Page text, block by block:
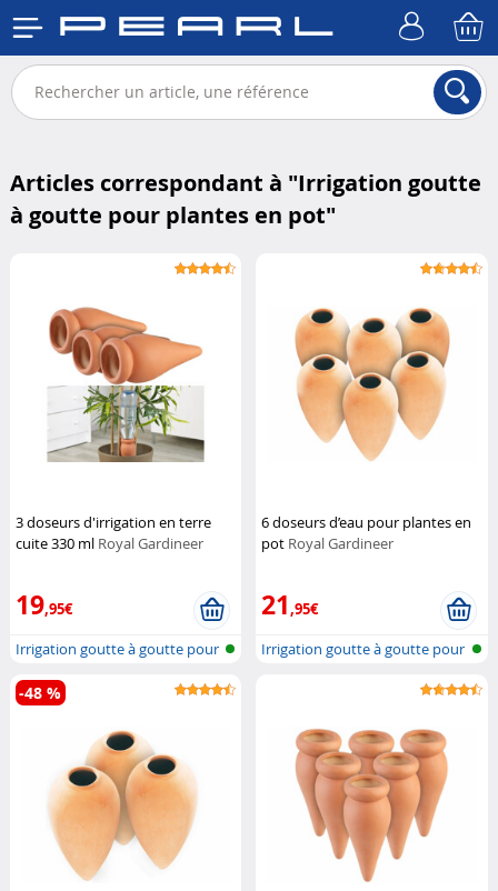
Articles correspondant à "Irrigation goutte
à goutte pour plantes en pot"
3 doseurs d'irrigation en terre
cuite 330 ml Royal Gardineer
19,95€
Irrigation goutte à goutte pour
pla...
6 doseurs d’eau pour plantes en
pot Royal Gardineer
21,95€
Irrigation goutte à goutte pour
-48 %